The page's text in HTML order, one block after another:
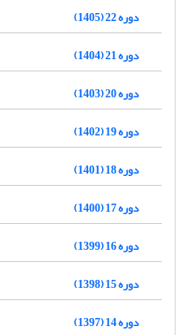
دوره 22 (1405)
دوره 21 (1404)
دوره 20 (1403)
دوره 19 (1402)
دوره 18 (1401)
دوره 17 (1400)
دوره 16 (1399)
دوره 15 (1398)
دوره 14 (1397)